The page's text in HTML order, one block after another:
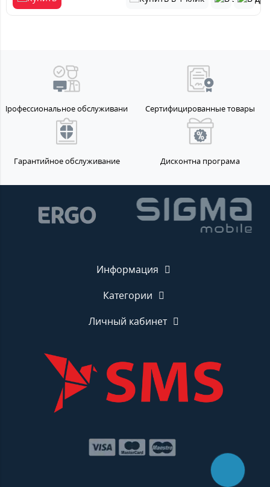
Профессиональное обслуживание Сертифицированные товары
Гарантийное обслуживание Дисконтна програма
Информация
Категории
Личный кабинет